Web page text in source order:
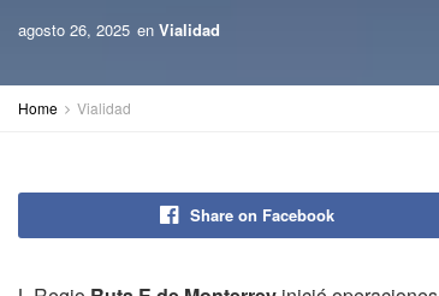
agosto 26, 2025 en Vialidad
Home Vialidad
Share on Facebook